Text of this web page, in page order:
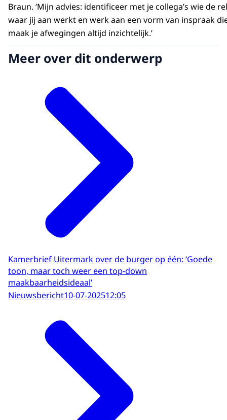
Braun. ‘Mijn advies: identificeer met je collega’s wie de
waar jij aan werkt en werk aan een vorm van inspraak
maak je afwegingen altijd inzichtelijk.’
Meer over dit onderwerp
Kamerbrief Uitermark over de burger op één: ‘Goede
toon, maar toch weer een top-down
maakbaarheidsideaal’
Nieuwsbericht10-07-202512:05